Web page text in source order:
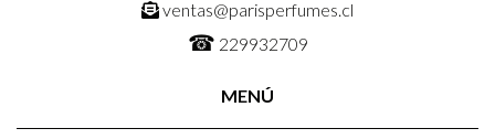
ventas@parisperfumes.cl
☎ 229932709
MENÚ